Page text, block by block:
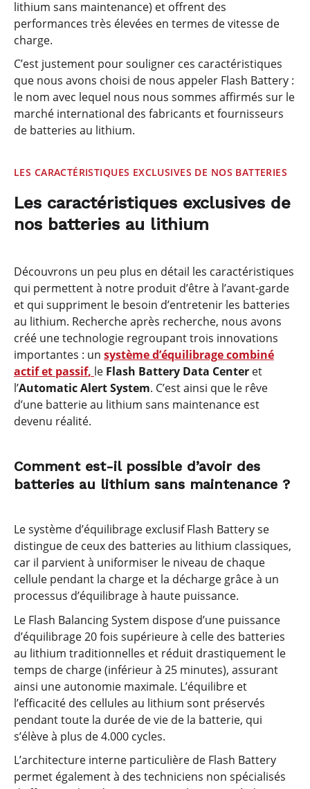
lithium sans maintenance) et offrent des
performances très élevées en termes de vitesse de
charge.
C’est justement pour souligner ces caractéristiques
que nous avons choisi de nous appeler Flash Battery :
le nom avec lequel nous nous sommes affirmés sur le
marché international des fabricants et fournisseurs
de batteries au lithium.
LES CARACTÉRISTIQUES EXCLUSIVES DE NOS BATTERIES
Les caractéristiques exclusives de
nos batteries au lithium
Découvrons un peu plus en détail les caractéristiques
qui permettent à notre produit d’être à l’avant-garde
et qui suppriment le besoin d’entretenir les batteries
au lithium. Recherche après recherche, nous avons
créé une technologie regroupant trois innovations
importantes : un système d’équilibrage combiné
actif et passif, le Flash Battery Data Center et
l’Automatic Alert System. C’est ainsi que le rêve
d’une batterie au lithium sans maintenance est
devenu réalité.
Comment est-il possible d’avoir des
batteries au lithium sans maintenance ?
Le système d’équilibrage exclusif Flash Battery se
distingue de ceux des batteries au lithium classiques,
car il parvient à uniformiser le niveau de chaque
cellule pendant la charge et la décharge grâce à un
processus d’équilibrage à haute puissance.
Le Flash Balancing System dispose d’une puissance
d’équilibrage 20 fois supérieure à celle des batteries
au lithium traditionnelles et réduit drastiquement le
temps de charge (inférieur à 25 minutes), assurant
ainsi une autonomie maximale. L’équilibre et
l’efficacité des cellules au lithium sont préservés
pendant toute la durée de vie de la batterie, qui
s’élève à plus de 4.000 cycles.
L’architecture interne particulière de Flash Battery
permet également à des techniciens non spécialisés